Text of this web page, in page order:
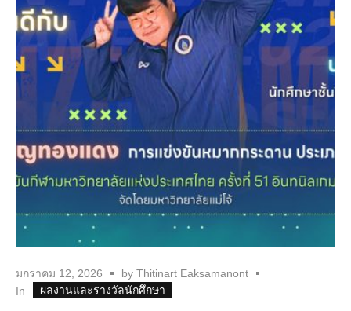
มกราคม 12, 2026 by Thitinart Eaksamanont
In
ผลงานและรางวัลนักศึกษา